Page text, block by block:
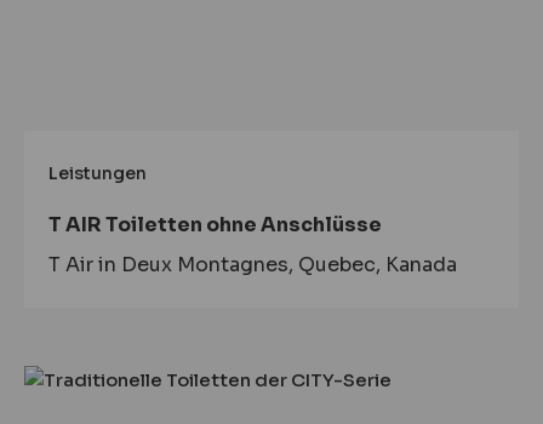
Leistungen
T AIR Toiletten ohne Anschlüsse
T Air in Deux Montagnes, Quebec, Kanada